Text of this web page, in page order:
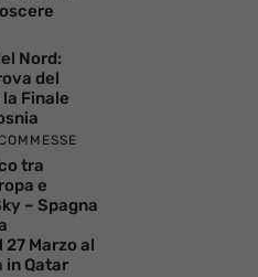
Nord:
del
Finale
tra
e
– Spagna
Marzo al
in Qatar